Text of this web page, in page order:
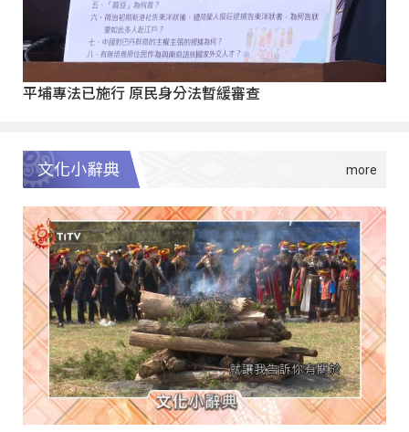
平埔專法已施行 原民身分法暫緩審查
文化小辭典